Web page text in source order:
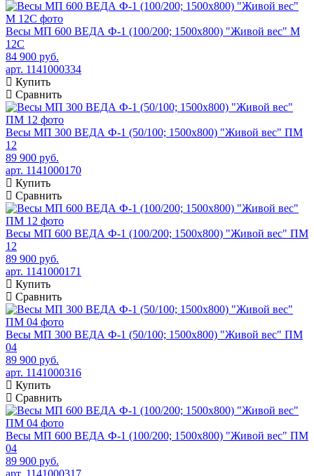
Весы МП 600 ВЕДА Ф-1 (100/200; 1500х800) "Живой вес" М
12С
84 900 руб.
арт. 1141000334
Купить
Сравнить
Весы МП 300 ВЕДА Ф-1 (50/100; 1500х800) "Живой вес" ПМ
12
89 900 руб.
арт. 1141000170
Купить
Сравнить
Весы МП 600 ВЕДА Ф-1 (100/200; 1500х800) "Живой вес" ПМ
12
89 900 руб.
арт. 1141000171
Купить
Сравнить
Весы МП 300 ВЕДА Ф-1 (50/100; 1500х800) "Живой вес" ПМ
04
89 900 руб.
арт. 1141000316
Купить
Сравнить
Весы МП 600 ВЕДА Ф-1 (100/200; 1500х800) "Живой вес" ПМ
04
89 900 руб.
арт. 1141000317